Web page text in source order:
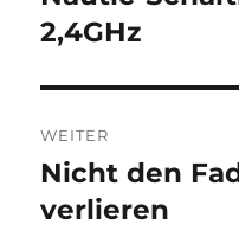
Beitrag:
2,4GHz
WEITER
Nächster
Beitrag:
Nicht den
verlieren